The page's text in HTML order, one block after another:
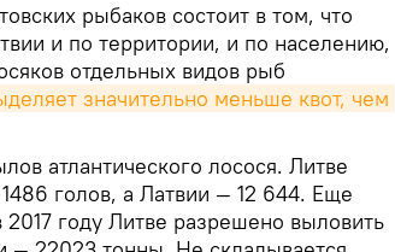
рыбаков состоит в том, что
и по территории, и по населению,
отдельных видов рыб
значительно меньше квот, чем
атлантического лосося. Литве
голов, а Латвии — 12 644. Еще
году Литве разрешено выловить